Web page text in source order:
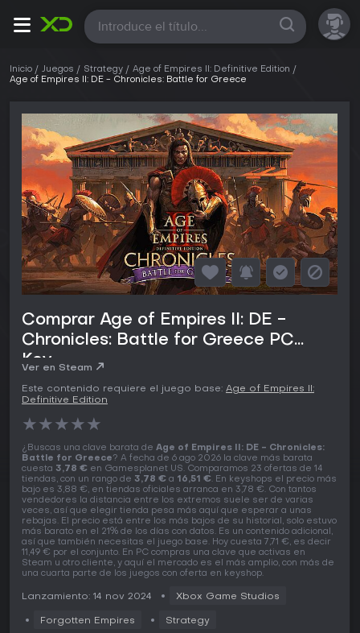
Todas
Inicio Juegos Strategy
Age of Empires II: Definitive Edition
Age of Empires II: DE - Chronicles: Battle for Greece
Comprar Age of Empires II: DE -
Chronicles: Battle for Greece PC
Key
Ver en Steam
Este contenido requiere el juego base: Age of Empires II:
Definitive Edition
★★★★★
¿Buscas una clave barata de Age of Empires II: DE - Chronicles:
Battle for Greece? A fecha de 6 ago 2026 la clave más barata
cuesta 3,78 € en Gamesplanet US. Comparamos 23 ofertas de 14
tiendas, con un rango de 3,78 € a 16,51 €. En keyshops el precio más
bajo es 3,88 €, en tiendas oficiales arranca en 3,78 €. Con tantos
vendedores la distancia entre los extremos suele ser de varias
veces, así que elegir tienda pesa más aquí que esperar a unas
rebajas. El precio está entre los más bajos de su historial, solo estuvo
más barato en el 21% de los días con datos. Es un contenido adicional,
así que también necesitas el juego base. Hoy cuesta 7,71 €, es decir
11,49 € por el conjunto. En PC compras una clave que activas en
Steam u otro cliente, y aquí el mercado es el más amplio, con más de
una cuarta parte de los juegos con oferta en keyshop.
Lanzamiento: 14 nov 2024 Xbox Game Studios
Forgotten Empires Strategy